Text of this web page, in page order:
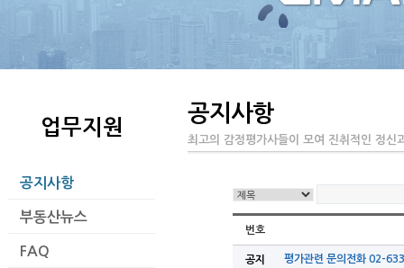
업무지원
공지사항
부동산뉴스
FAQ
공지사항
최고의 감정평가사들이 모여 진취적인 정신
번호
공지 평가관련 문의전화 02-